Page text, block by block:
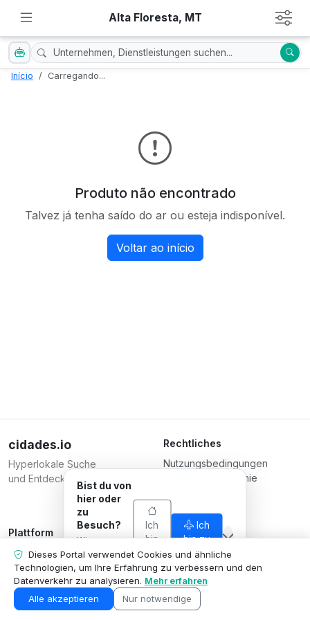
Alta Floresta, MT
Início Carregando...
Produto não encontrado
Talvez já tenha saído do ar ou esteja indisponível.
Voltar ao início
cidades.io
Hyperlokale Suche
und Entdeckung.
Rechtliches
Nutzungsbedingungen
Datenschutzrichtlinie
Plattform
Unternehmen registrieren
Pläne
Kontaktieren Sie uns
Unternehmensbereich
Verantwortlich
Serverplace Serviços de
Internet
CNPJ 04.114.466/0001-79
© 2026
Dieses Portal verwendet Cookies und ähnliche
Technologien, um Ihre Erfahrung zu verbessern und den
Datenverkehr zu analysieren. Mehr erfahren
Alle akzeptieren
Nur notwendige
Bist du von
hier oder
zu
Besuch?
Wir passen
an, was wir
dir zeigen, an
deine
Situation an.
Ich
bin
von
hier
Ich
bin zu
Besuch